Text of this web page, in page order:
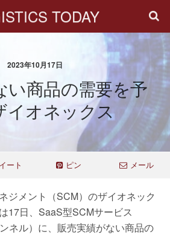
TODAY
2023年10月17日
い商品の需要を予
イオネックス
ート ピン メール
ジメント（SCM）のザイオネック
17日、SaaS型SCMサービス
ネル）に、販売実績がない商品の